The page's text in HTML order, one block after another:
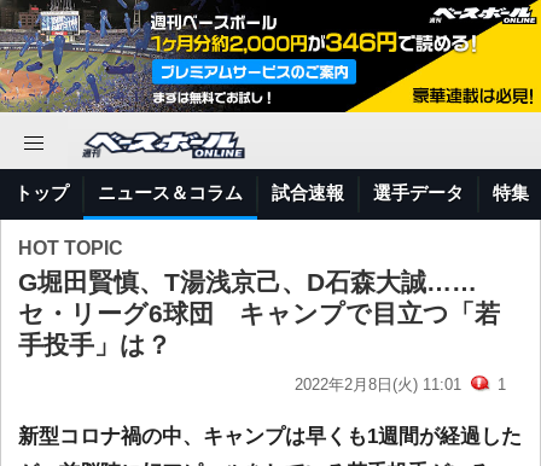
トップ ニュース＆コラム 試合速報 選手データ 特集
HOT TOPIC
G堀田賢慎、T湯浅京己、D石森大誠……
セ・リーグ6球団 キャンプで目立つ「若
手投手」は？
2022年2月8日(火) 11:01 1
新型コロナ禍の中、キャンプは早くも1週間が経過した